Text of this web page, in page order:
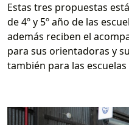
Estas tres propuestas
de 4º y 5º año de las
además reciben el
para sus orientadoras y
también para las